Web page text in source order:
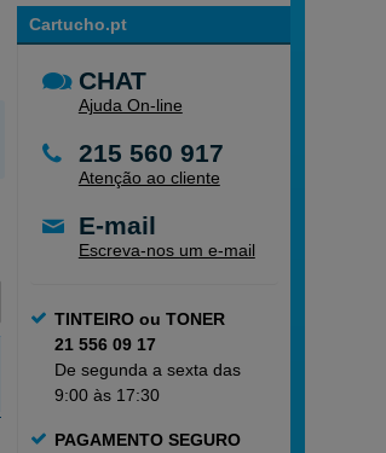
Cartucho.pt
CHAT
Ajuda On-line
215 560 917
Atenção ao cliente
E-mail
Escreva-nos um e-mail
TINTEIRO ou TONER
21 556 09 17
De segunda a sexta das
9:00 às 17:30
PAGAMENTO SEGURO